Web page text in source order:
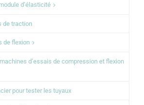
d’élasticité
de traction
de flexion
d’essais de compression et flexion
pour tester les tuyaux